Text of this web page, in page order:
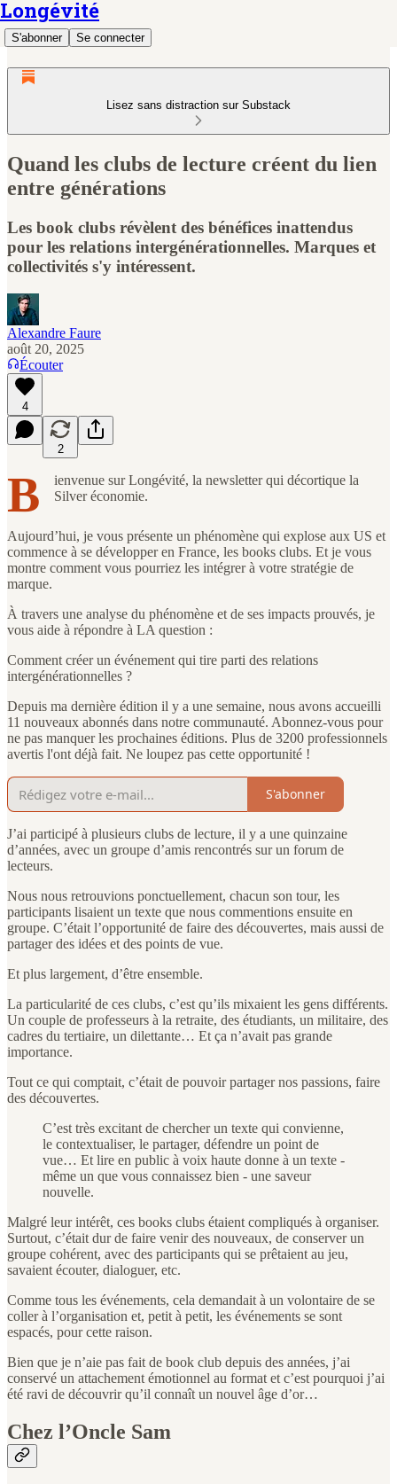
Longévité
S'abonner Se connecter
Lisez sans distraction sur Substack
Quand les clubs de lecture créent du lien
entre générations
Les book clubs révèlent des bénéfices inattendus
pour les relations intergénérationnelles. Marques et
collectivités s'y intéressent.
Alexandre Faure
août 20, 2025
Écouter
4
2
B
ienvenue sur Longévité, la newsletter qui décortique la
Silver économie.
Aujourd’hui, je vous présente un phénomène qui explose aux US et
commence à se développer en France, les books clubs. Et je vous
montre comment vous pourriez les intégrer à votre stratégie de
marque.
À travers une analyse du phénomène et de ses impacts prouvés, je
vous aide à répondre à LA question :
Comment créer un événement qui tire parti des relations
intergénérationnelles ?
Depuis ma dernière édition il y a une semaine, nous avons accueilli
11 nouveaux abonnés dans notre communauté. Abonnez-vous pour
ne pas manquer les prochaines éditions. Plus de 3200 professionnels
avertis l'ont déjà fait. Ne loupez pas cette opportunité !
S'abonner
J’ai participé à plusieurs clubs de lecture, il y a une quinzaine
d’années, avec un groupe d’amis rencontrés sur un forum de
lecteurs.
Nous nous retrouvions ponctuellement, chacun son tour, les
participants lisaient un texte que nous commentions ensuite en
groupe. C’était l’opportunité de faire des découvertes, mais aussi de
partager des idées et des points de vue.
Et plus largement, d’être ensemble.
La particularité de ces clubs, c’est qu’ils mixaient les gens différents.
Un couple de professeurs à la retraite, des étudiants, un militaire, des
cadres du tertiaire, un dilettante… Et ça n’avait pas grande
importance.
Tout ce qui comptait, c’était de pouvoir partager nos passions, faire
des découvertes.
C’est très excitant de chercher un texte qui convienne,
le contextualiser, le partager, défendre un point de
vue… Et lire en public à voix haute donne à un texte -
même un que vous connaissez bien - une saveur
nouvelle.
Malgré leur intérêt, ces books clubs étaient compliqués à organiser.
Surtout, c’était dur de faire venir des nouveaux, de conserver un
groupe cohérent, avec des participants qui se prêtaient au jeu,
savaient écouter, dialoguer, etc.
Comme tous les événements, cela demandait à un volontaire de se
coller à l’organisation et, petit à petit, les événements se sont
espacés, pour cette raison.
Bien que je n’aie pas fait de book club depuis des années, j’ai
conservé un attachement émotionnel au format et c’est pourquoi j’ai
été ravi de découvrir qu’il connaît un nouvel âge d’or…
Chez l’Oncle Sam